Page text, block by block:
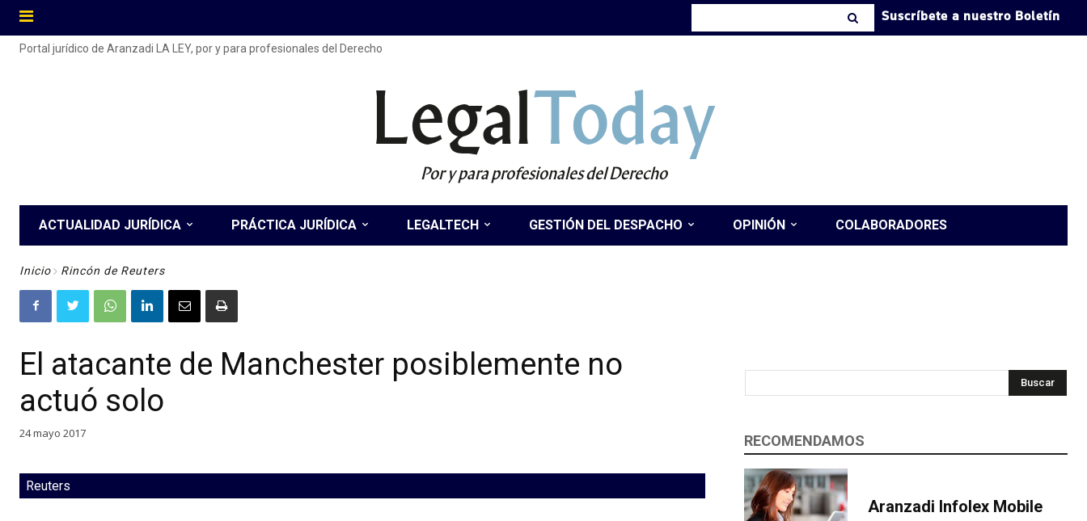
Suscríbete a nuestro Boletín
Portal jurídico de Aranzadi LA LEY, por y para profesionales del Derecho
LegalToday
Por y para profesionales del Derecho
ACTUALIDAD JURÍDICA PRÁCTICA JURÍDICA LEGALTECH GESTIÓN DEL DESPACHO OPINIÓN COLABORADORES
Inicio Rincón de Reuters
El atacante de Manchester posiblemente no
actuó solo
24 mayo 2017
Reuters
Buscar
RECOMENDAMOS
Aranzadi Infolex Mobile